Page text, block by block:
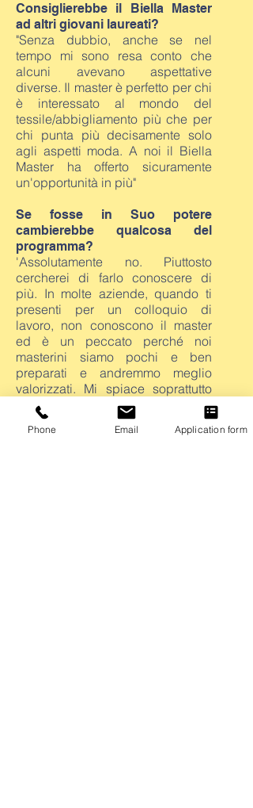
Consiglierebbe il Biella Master
ad altri giovani laureati?
"Senza dubbio, anche se nel
tempo mi sono resa conto che
alcuni avevano aspettative
diverse. Il master è perfetto per chi
è interessato al mondo del
tessile/abbigliamento più che per
chi punta più decisamente solo
agli aspetti moda. A noi il Biella
Master ha offerto sicuramente
un'opportunità in più"
Se fosse in Suo potere
cambierebbe qualcosa del
programma?
'Assolutamente no. Piuttosto
cercherei di farlo conoscere di
più. In molte aziende, quando ti
presenti per un colloquio di
lavoro, non conoscono il master
ed è un peccato perché noi
masterini siamo pochi e ben
preparati e andremmo meglio
valorizzati. Mi spiace soprattutto
per chi impiega tempo e risorse
per la formazione. Se però riesci
ad avere un colloquio di lavoro, la
Phone Email Application form